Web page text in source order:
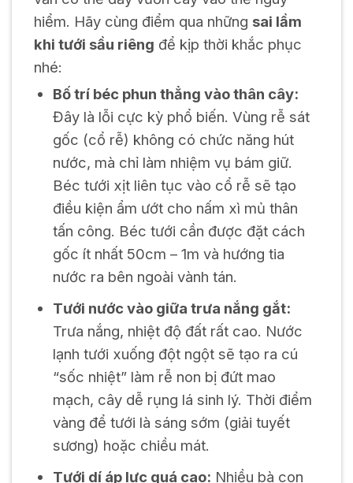
hiểm. Hãy cùng điểm qua những sai lầm
khi tưới sầu riêng để kịp thời khắc phục
nhé:
Bố trí béc phun thẳng vào thân cây:
Đây là lỗi cực kỳ phổ biến. Vùng rễ sát
gốc (cổ rễ) không có chức năng hút
nước, mà chỉ làm nhiệm vụ bám giữ.
Béc tưới xịt liên tục vào cổ rễ sẽ tạo
điều kiện ẩm ướt cho nấm xì mủ thân
tấn công. Béc tưới cần được đặt cách
gốc ít nhất 50cm – 1m và hướng tia
nước ra bên ngoài vành tán.
Tưới nước vào giữa trưa nắng gắt:
Trưa nắng, nhiệt độ đất rất cao. Nước
lạnh tưới xuống đột ngột sẽ tạo ra cú
“sốc nhiệt” làm rễ non bị đứt mao
mạch, cây dễ rụng lá sinh lý. Thời điểm
vàng để tưới là sáng sớm (giải tuyết
sương) hoặc chiều mát.
Tưới dí áp lực quá cao: Nhiều bà con